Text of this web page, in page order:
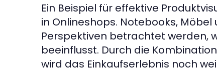
Ein Beispiel für effektive
in Onlineshops. Notebooks,
Perspektiven betrachtet werden,
beeinflusst. Durch die
wird das Einkaufserlebnis noch